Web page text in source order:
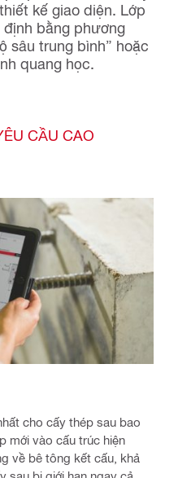
kế giao diện. Lớp
bằng phương
sâu trung bình” hoặc
quang học.​
CẦU CAO
cho cấy thép sau bao
mới vào cấu trúc hiện
về bê tông kết cấu, khả